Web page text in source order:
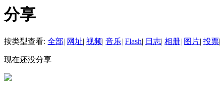
分享
按类型查看: 全部| 网址| 视频| 音乐| Flash| 日志| 相册| 图片| 投票|
现在还没分享